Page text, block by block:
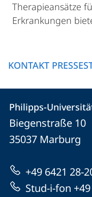
Therapieansätze
Erkrankungen
KONTAKT
Kontakt
und
Informationen
zur
Website
Philipps-
Universität
Philipps-
Biegenstraße 10
35037 Marburg
+49 6421 28-
Stud-i-fon